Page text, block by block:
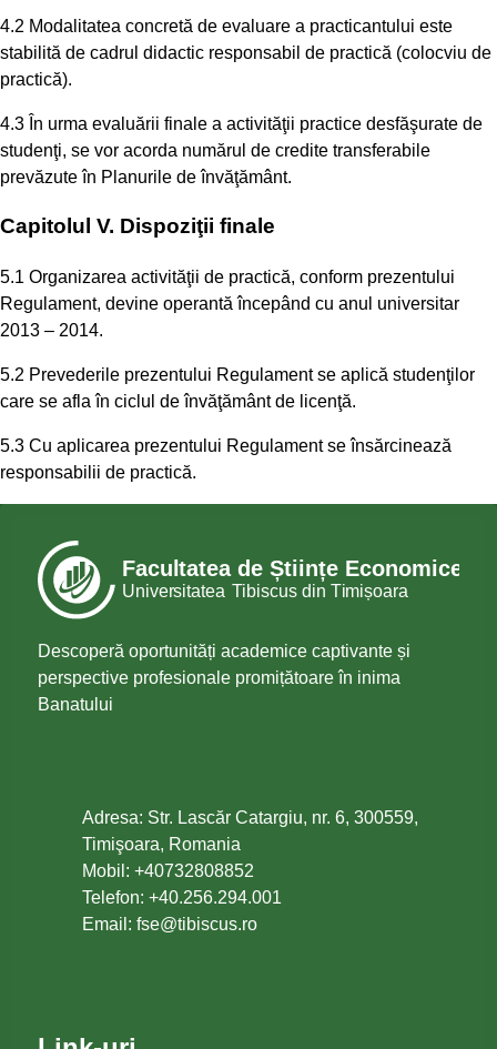
4.2 Modalitatea concretă de evaluare a practicantului este
stabilită de cadrul didactic responsabil de practică (colocviu de
practică).
4.3 În urma evaluării finale a activităţii practice desfăşurate de
studenţi, se vor acorda numărul de credite transferabile
prevăzute în Planurile de învăţământ.
Capitolul V. Dispoziţii finale
5.1 Organizarea activităţii de practică, conform prezentului
Regulament, devine operantă începând cu anul universitar
2013 – 2014.
5.2 Prevederile prezentului Regulament se aplică studenţilor
care se afla în ciclul de învăţământ de licenţă.
5.3 Cu aplicarea prezentului Regulament se însărcinează
responsabilii de practică.
Descoperă oportunități academice captivante și
perspective profesionale promițătoare în inima
Banatului
Adresa: Str. Lascăr Catargiu, nr. 6, 300559,
Timişoara, Romania
Mobil: +40732808852
Telefon: +40.256.294.001
Email: or.sucsibit@esf